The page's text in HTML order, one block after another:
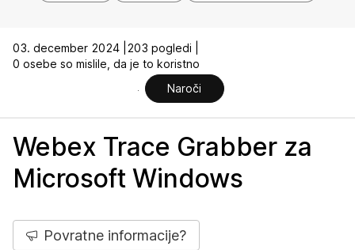
03. december 2024 |
203 pogledi |
0 osebe so mislile, da je to koristno
Naroči
Webex Trace Grabber za
Microsoft Windows
Povratne informacije?